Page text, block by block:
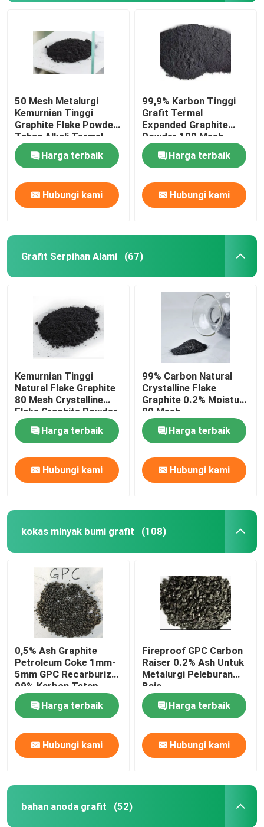
Tur Pabrik
Kontrol kualitas
Hubungi kami
Berita
kasus
Grafit Serpihan Alami
bahan anoda grafit
kokas minyak bumi yang dikalsinasi
Grafit Kemurnian Tinggi
Bubuk Grafit yang Dapat Diperluas
Gulungan Foil Grafit
desofin
Agen Pelepas Grafit
cetakan grafit
Bubuk Grafit Amorf
Bubuk Grafit Sintetis
50 Mesh Metalurgi
Kemurnian Tinggi
Graphite Flake Powder
Tahan Alkali Termal
Harga terbaik
Hubungi kami
99,9% Karbon Tinggi
Grafit Termal
Expanded Graphite
Powder 100 Mesh
Harga terbaik
Hubungi kami
Grafit Serpihan Alami (67)
Kemurnian Tinggi
Natural Flake Graphite
80 Mesh Crystalline
Flake Graphite Powder
400 Mesh 1000 Mesh
Harga terbaik
Hubungi kami
99% Carbon Natural
Crystalline Flake
Graphite 0.2% Moisture
80 Mesh
Harga terbaik
Hubungi kami
kokas minyak bumi grafit (108)
0,5% Ash Graphite
Petroleum Coke 1mm-
5mm GPC Recarburizer
99% Karbon Tetap
Harga terbaik
Hubungi kami
Fireproof GPC Carbon
Raiser 0.2% Ash Untuk
Metalurgi Peleburan
Baja
Harga terbaik
Hubungi kami
bahan anoda grafit (52)